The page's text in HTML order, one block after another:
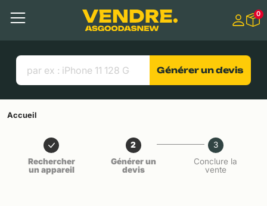
Contenu principal
Menu
Liens utiles
0
Générer un devis
Accueil
Rechercher
un appareil
2
Générer un
devis
3
Conclure la
vente